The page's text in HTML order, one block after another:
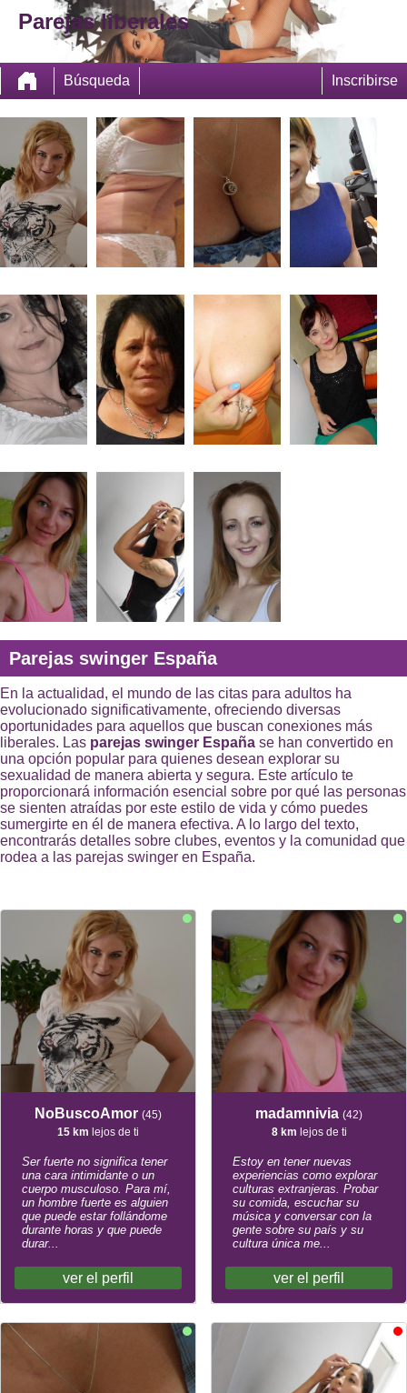
Parejas liberales
Búsqueda Inscribirse
Parejas swinger España
En la actualidad, el mundo de las citas para adultos ha
evolucionado significativamente, ofreciendo diversas
oportunidades para aquellos que buscan conexiones más
liberales. Las parejas swinger España se han convertido en
una opción popular para quienes desean explorar su
sexualidad de manera abierta y segura. Este artículo te
proporcionará información esencial sobre por qué las personas
se sienten atraídas por este estilo de vida y cómo puedes
sumergirte en él de manera efectiva. A lo largo del texto,
encontrarás detalles sobre clubes, eventos y la comunidad que
rodea a las parejas swinger en España.
NoBuscoAmor (45)
15 km lejos de ti
Ser fuerte no significa tener
una cara intimidante o un
cuerpo musculoso. Para mí,
un hombre fuerte es alguien
que puede estar follándome
durante horas y que puede
durar...
ver el perfil
madamnivia (42)
8 km lejos de ti
Estoy en tener nuevas
experiencias como explorar
culturas extranjeras. Probar
su comida, escuchar su
música y conversar con la
gente sobre su país y su
cultura única me...
ver el perfil